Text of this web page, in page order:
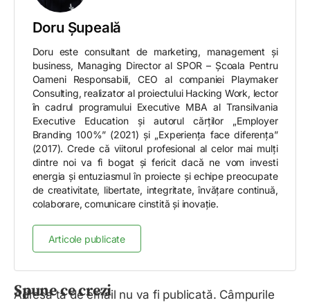
Doru Șupeală
Doru este consultant de marketing, management și
business, Managing Director al SPOR – Școala Pentru
Oameni Responsabili, CEO al companiei Playmaker
Consulting, realizator al proiectului Hacking Work, lector
în cadrul programului Executive MBA al Transilvania
Executive Education și autorul cărților „Employer
Branding 100%” (2021) și „Experiența face diferența”
(2017). Crede că viitorul profesional al celor mai mulți
dintre noi va fi bogat și fericit dacă ne vom investi
energia și entuziasmul în proiecte și echipe preocupate
de creativitate, libertate, integritate, învățare continuă,
colaborare, comunicare cinstită și inovație.
Articole publicate
Spune ce crezi
Adresa ta de email nu va fi publicată. Câmpurile